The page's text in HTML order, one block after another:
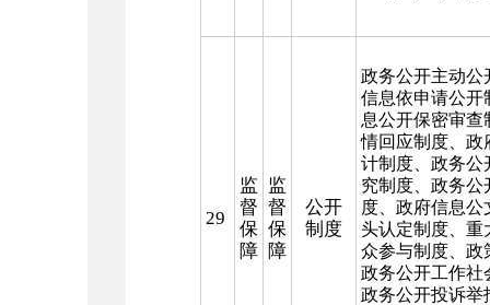
29
监
督
保
障
监
督
保
障
公开
制度
政务公开主动公
信息依申请公开
息公开保密审查
情回应制度、政
计制度、政务公
究制度、政务公
度、政府信息公
头认定制度、重
众参与制度、政
政务公开工作社
政务公开投诉举